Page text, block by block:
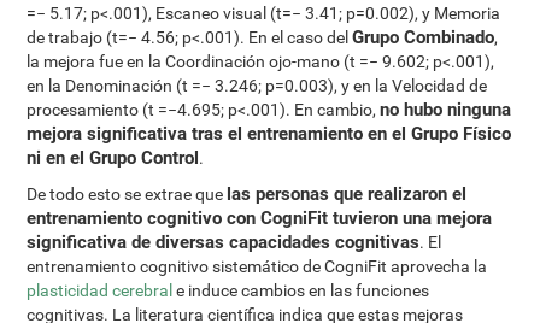
=− 5.17; p<.001), Escaneo visual (t=− 3.41; p=0.002), y Memoria
de trabajo (t=− 4.56; p<.001). En el caso delGrupo Combinado,
la mejora fue en la Coordinación ojo-mano (t =− 9.602; p<.001),
en la Denominación (t =− 3.246; p=0.003), y en la Velocidad de
procesamiento (t =−4.695; p<.001). En cambio,no hubo ninguna
mejora significativa tras el entrenamiento en el Grupo Físico
ni en el Grupo Control.
De todo esto se extrae que las personas que realizaron el
entrenamiento cognitivo con CogniFit tuvieron una mejora
significativa de diversas capacidades cognitivas. El
entrenamiento cognitivo sistemático de CogniFit aprovecha la
plasticidad cerebral e induce cambios en las funciones
cognitivas. La literatura científica indica que estas mejoras